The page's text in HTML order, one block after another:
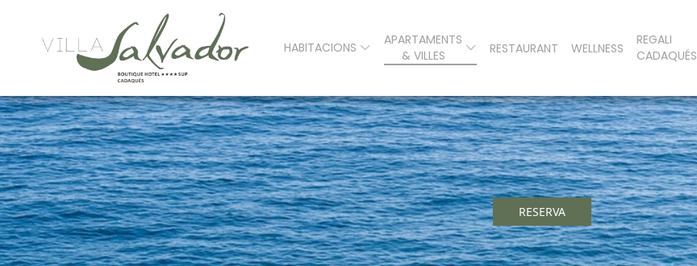
HABITACIONS
APARTAMENTS
& VILLES
RESTAURANT WELLNESS
REGALI
CADAQUÉS
RESERVA